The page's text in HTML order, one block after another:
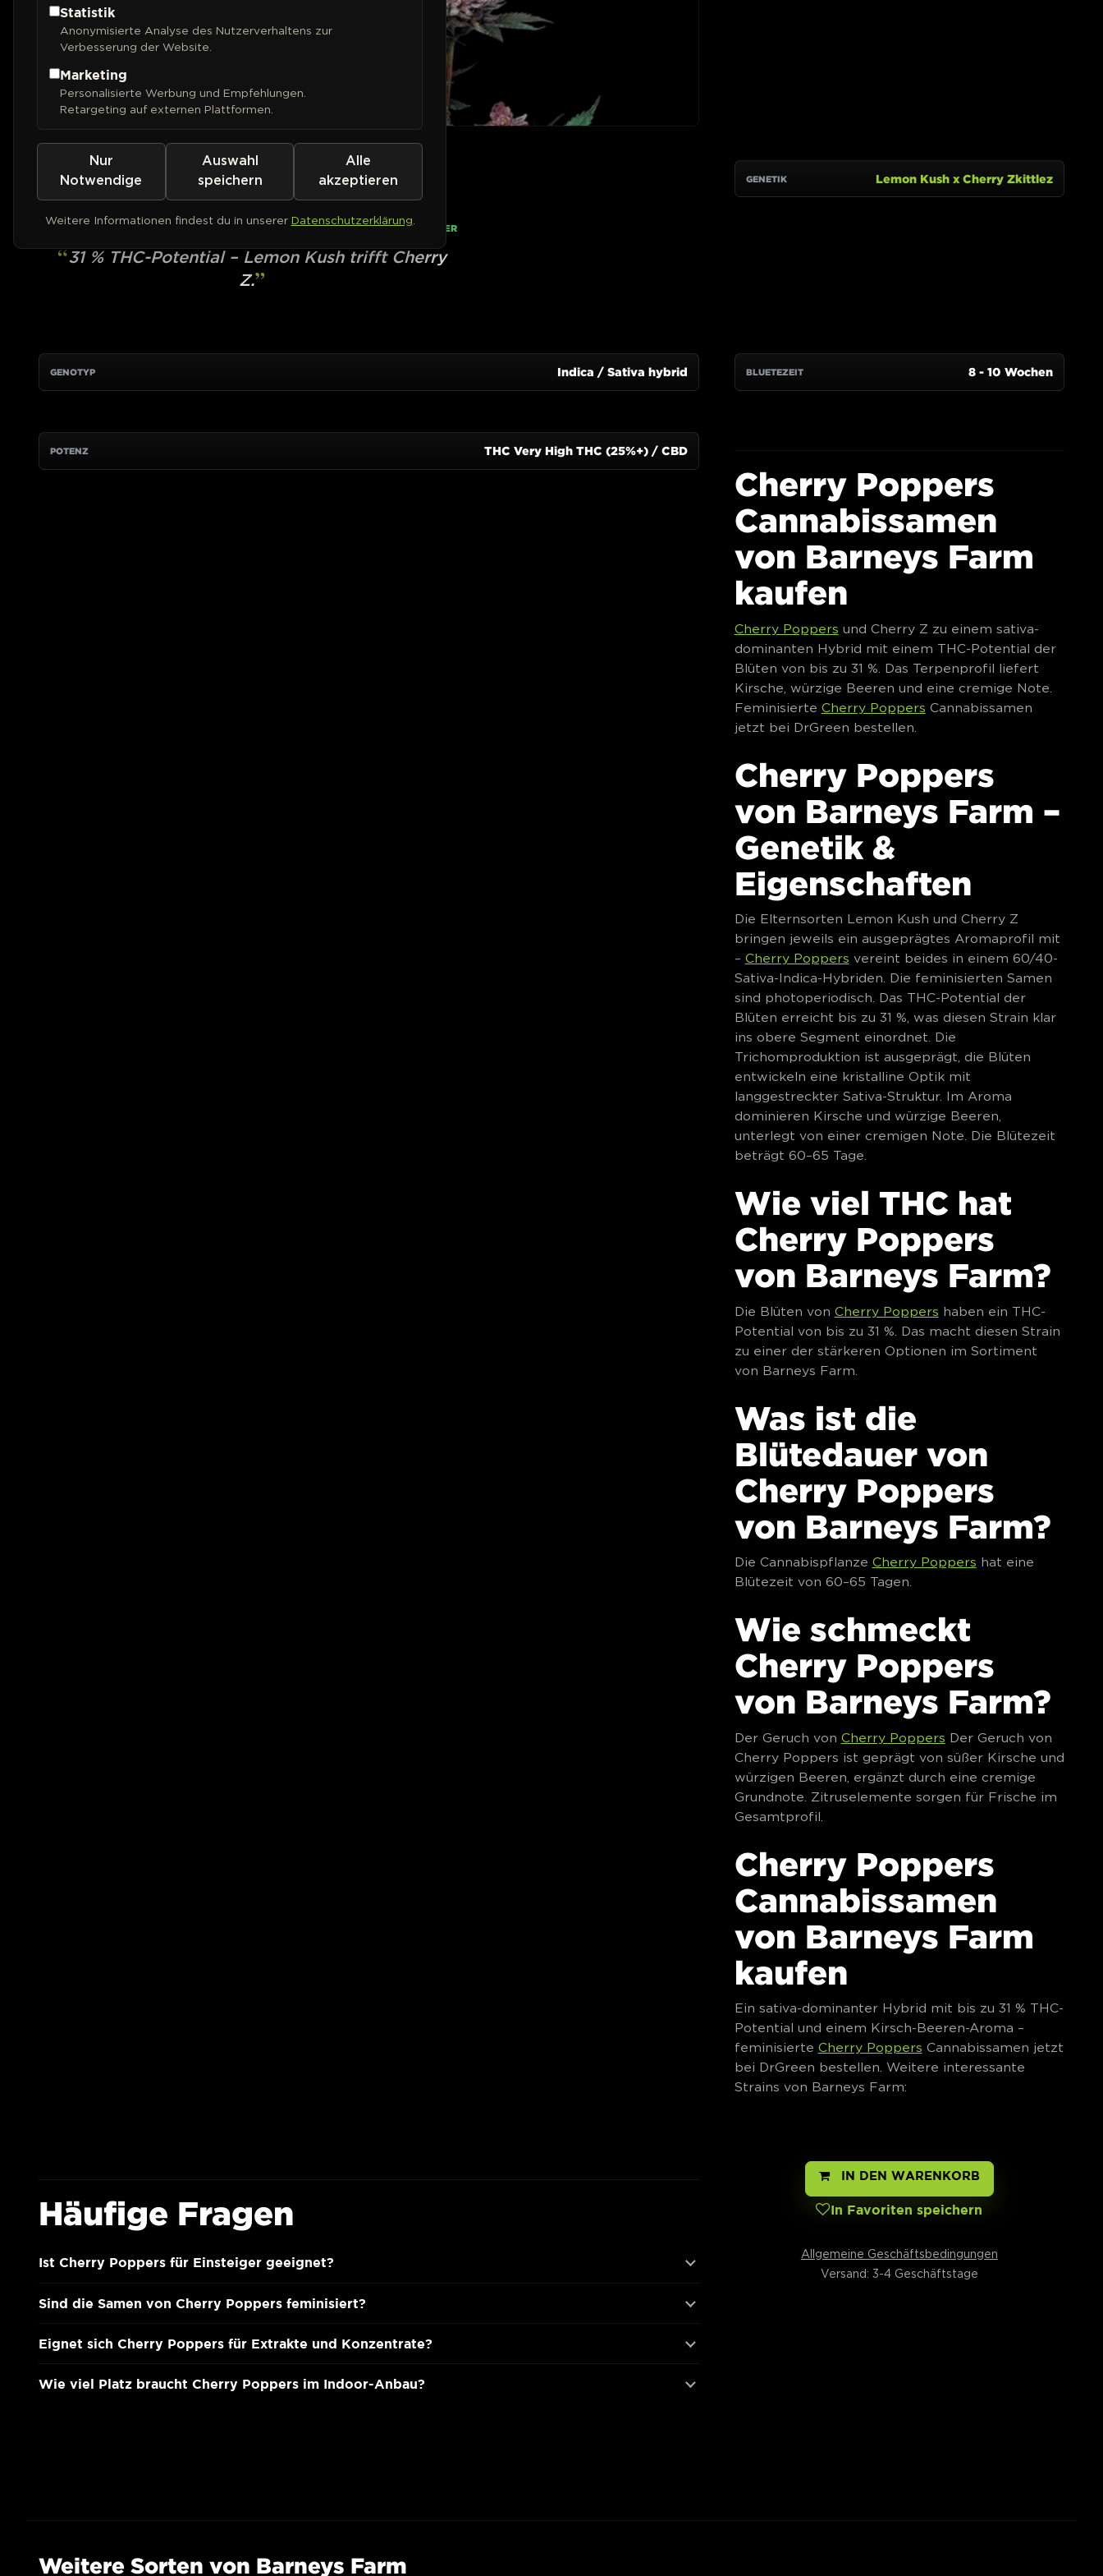
BARNEYS FARM
Cherry Poppers
• AUF LAGER
31 % THC-Potential – Lemon Kush trifft Cherry
Z.
Cherry Poppers
Cannabissamen
von Barneys Farm
kaufen
Cherry Poppers und Cherry Z zu einem sativa-
dominanten Hybrid mit einem THC-Potential der
Blüten von bis zu 31 %. Das Terpenprofil liefert
Kirsche, würzige Beeren und eine cremige Note.
Feminisierte Cherry Poppers Cannabissamen
jetzt bei DrGreen bestellen.
Cherry Poppers
von Barneys Farm –
Genetik &
Eigenschaften
Die Elternsorten Lemon Kush und Cherry Z
bringen jeweils ein ausgeprägtes Aromaprofil mit
– Cherry Poppers vereint beides in einem 60/40-
Sativa-Indica-Hybriden. Die feminisierten Samen
sind photoperiodisch. Das THC-Potential der
Blüten erreicht bis zu 31 %, was diesen Strain klar
ins obere Segment einordnet. Die
Trichomproduktion ist ausgeprägt, die Blüten
entwickeln eine kristalline Optik mit
langgestreckter Sativa-Struktur. Im Aroma
dominieren Kirsche und würzige Beeren,
unterlegt von einer cremigen Note. Die Blütezeit
beträgt 60–65 Tage.
Wie viel THC hat
Cherry Poppers
von Barneys Farm?
Die Blüten von Cherry Poppers haben ein THC-
Potential von bis zu 31 %. Das macht diesen Strain
zu einer der stärkeren Optionen im Sortiment
von Barneys Farm.
Was ist die
Blütedauer von
Cherry Poppers
von Barneys Farm?
Die Cannabispflanze Cherry Poppers hat eine
Blütezeit von 60–65 Tagen.
Wie schmeckt
Cherry Poppers
von Barneys Farm?
Der Geruch von Cherry Poppers Der Geruch von
Cherry Poppers ist geprägt von süßer Kirsche und
würzigen Beeren, ergänzt durch eine cremige
Grundnote. Zitruselemente sorgen für Frische im
Gesamtprofil.
Cherry Poppers
Cannabissamen
von Barneys Farm
kaufen
Ein sativa-dominanter Hybrid mit bis zu 31 % THC-
Potential und einem Kirsch-Beeren-Aroma –
feminisierte Cherry Poppers Cannabissamen jetzt
bei DrGreen bestellen. Weitere interessante
Strains von Barneys Farm:
Häufige Fragen
Ist Cherry Poppers für Einsteiger geeignet?
Sind die Samen von Cherry Poppers feminisiert?
Eignet sich Cherry Poppers für Extrakte und Konzentrate?
Wie viel Platz braucht Cherry Poppers im Indoor-Anbau?
IN DEN WARENKORB
In Favoriten speichern
Allgemeine Geschäftsbedingungen
Versand: 3-4 Geschäftstage
Weitere Sorten von Barneys Farm
Statistik
Anonymisierte Analyse des Nutzerverhaltens zur
Verbesserung der Website.
Marketing
Personalisierte Werbung und Empfehlungen.
Retargeting auf externen Plattformen.
Nur
Notwendige
Auswahl
speichern
Alle
akzeptieren
Weitere Informationen findest du in unserer Datenschutzerklärung